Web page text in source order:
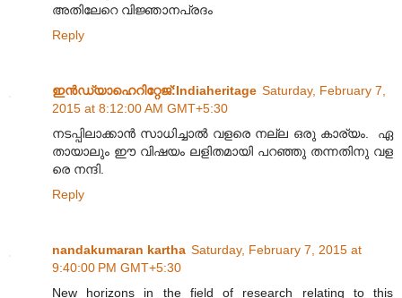
അതിലേറെ വിജ്ഞാനപ്രദം
Reply
ഇന്‍ഡ്യാഹെറിറ്റേജ്‌:Indiaheritage Saturday, February 7,
2015 at 8:12:00 AM GMT+5:30
നടപ്പിലാക്കാൻ സാധിച്ചാൽ വളരെ നല്ല ഒരു കാര്യം. ഏ
തായാലും ഈ വിഷയം ലളിതമായി പറഞ്ഞു തന്നതിനു വള
രെ നന്ദി.
Reply
nandakumaran kartha Saturday, February 7, 2015 at
9:40:00 PM GMT+5:30
New horizons in the field of research relating to this